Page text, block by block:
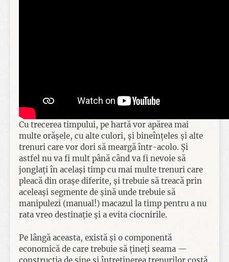
Cu trecerea timpului, pe hartă vor apărea mai
multe orășele, cu alte culori, și bineînțeles și alte
trenuri care vor dori să meargă într-acolo. Și
astfel nu va fi mult până când va fi nevoie să
jonglați în același timp cu mai multe trenuri care
pleacă din orașe diferite, și trebuie să treacă prin
aceleași segmente de șină unde trebuie să
manipulezi (manual!) macazul la timp pentru a nu
rata vreo destinație și a evita ciocnirile.
Pe lângă aceasta, există și o componentă
economică de care trebuie să țineți seama —